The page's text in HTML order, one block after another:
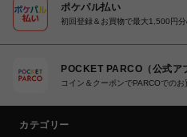
ポケパル払い
初回登録＆お買物で最大1,500円
POCKET PARCO（公式ア
コイン＆クーポンでPARCOでの
カテゴリー